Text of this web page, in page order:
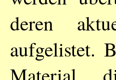
deren
aufgelistet.